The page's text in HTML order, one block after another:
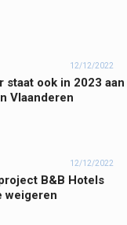
12/12/2022
staat ook in 2023 aan
Vlaanderen
12/12/2022
B&B Hotels
weigeren